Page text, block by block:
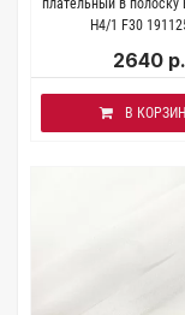
плательный в полоску
H4/1 F30
2640 р.
В